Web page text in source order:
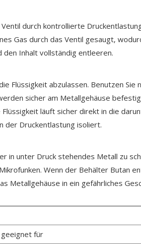
durch kontrollierte
Gas durch das Ventil gesaugt,
den Inhalt vollständig entleeren.
Flüssigkeit abzulassen. Benutzen Sie
sicher am Metallgehäuse
läuft sicher direkt in die
der Druckentlastung isoliert.
unter Druck stehendes Metall zu
Wenn der Behälter Butan
Metallgehäuse in ein gefährliches
für